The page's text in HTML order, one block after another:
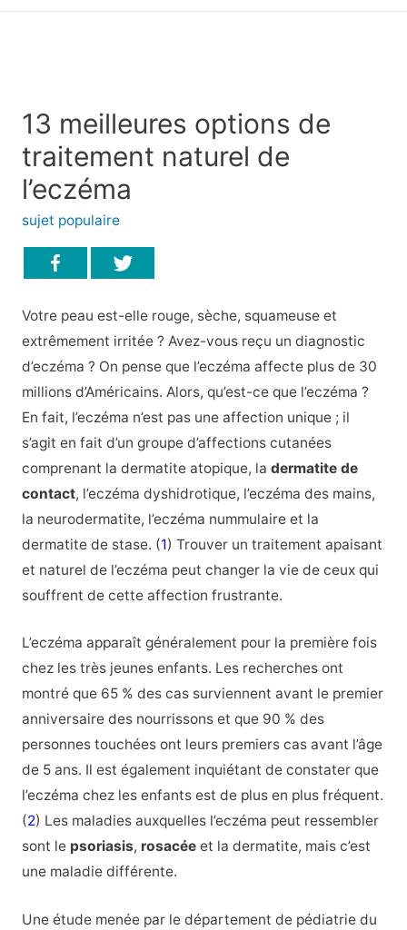
13 meilleures options de
traitement naturel de
l’eczéma
sujet populaire
Votre peau est-elle rouge, sèche, squameuse et
extrêmement irritée ? Avez-vous reçu un diagnostic
d’eczéma ? On pense que l’eczéma affecte plus de 30
millions d’Américains. Alors, qu’est-ce que l’eczéma ?
En fait, l’eczéma n’est pas une affection unique ; il
s’agit en fait d’un groupe d’affections cutanées
comprenant la dermatite atopique, la dermatite de
contact, l’eczéma dyshidrotique, l’eczéma des mains,
la neurodermatite, l’eczéma nummulaire et la
dermatite de stase. (1) Trouver un traitement apaisant
et naturel de l’eczéma peut changer la vie de ceux qui
souffrent de cette affection frustrante.
L’eczéma apparaît généralement pour la première fois
chez les très jeunes enfants. Les recherches ont
montré que 65 % des cas surviennent avant le premier
anniversaire des nourrissons et que 90 % des
personnes touchées ont leurs premiers cas avant l’âge
de 5 ans. Il est également inquiétant de constater que
l’eczéma chez les enfants est de plus en plus fréquent.
(2) Les maladies auxquelles l’eczéma peut ressembler
sont le psoriasis, rosacée et la dermatite, mais c’est
une maladie différente.
Une étude menée par le département de pédiatrie du